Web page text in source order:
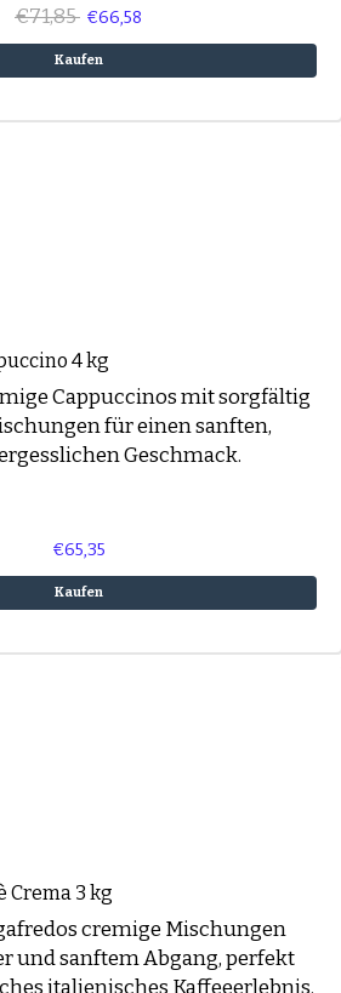
€71,85 €66,58
Kaufen
4 kg
Cappuccinos mit sorgfältig
für einen sanften,
Geschmack.
€65,35
Kaufen
Crema 3 kg
cremige Mischungen
und sanftem Abgang, perfekt
italienisches Kaffeeerlebnis.